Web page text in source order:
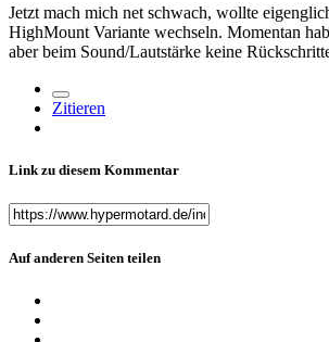
Jetzt mach mich net schwach, wollte
HighMount Variante wechseln. Momentan
aber beim Sound/Lautstärke keine
Zitieren
Link zu diesem Kommentar
Auf anderen Seiten teilen